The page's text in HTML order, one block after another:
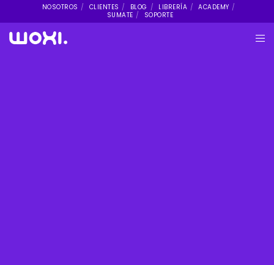
NOSOTROS CLIENTES BLOG LIBRERÍA
ACADEMY
SUMATE
SOPORTE